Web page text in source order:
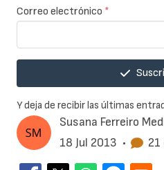
Susana Ferreiro
18 Jul 2013 •
Correo electrónico *
Y deja de recibir las últimas